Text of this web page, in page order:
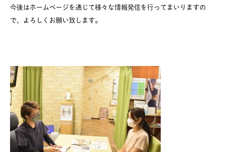
今後はホームページを通じて様々な情報発信を行ってまいりますの
で、よろしくお願い致します。